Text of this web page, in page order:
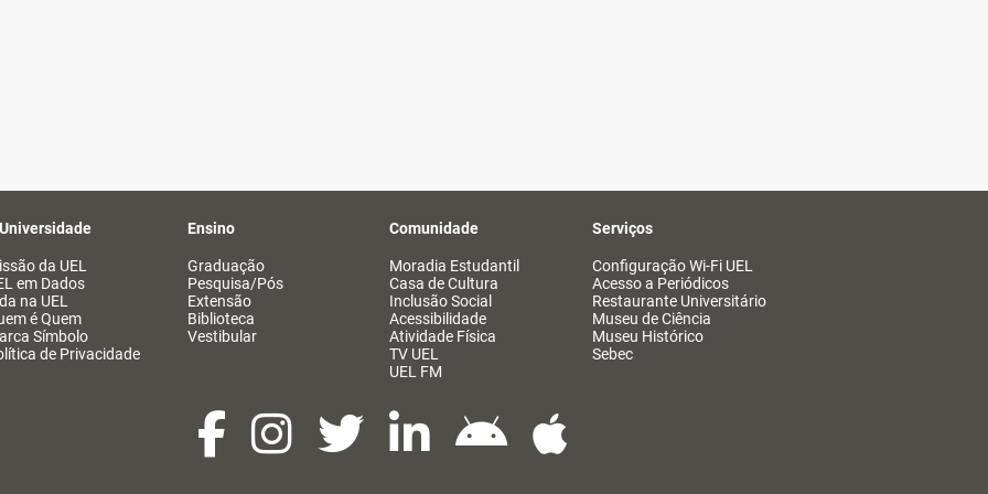
da UEL
em Dados
na UEL
é Quem
Símbolo
de Privacidade
Ensino
Graduação
Pesquisa/Pós
Extensão
Biblioteca
Vestibular
Comunidade
Moradia Estudantil
Casa de Cultura
Inclusão Social
Acessibilidade
Atividade Física
TV UEL
UEL FM
Serviços
Configuração Wi-Fi UEL
Acesso a Periódicos
Restaurante Universitário
Museu de Ciência
Museu Histórico
Sebec